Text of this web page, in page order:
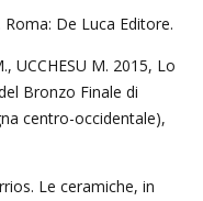
De Luca Editore.
UCCHESU M. 2015, Lo
Bronzo Finale di
centro-occidentale),
Le ceramiche, in